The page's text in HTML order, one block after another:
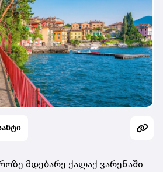
მდებარე ქალაქ ვარენაში